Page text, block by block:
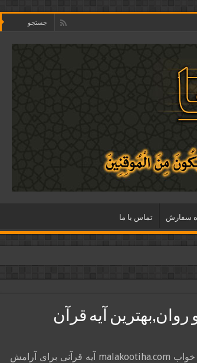
سفارش تماس با ما
آیه قرآن
در این پست از سایت ذکر و دعا و فال و تعبیر خواب malakootiha.com آیه قرآنی برای آرامش